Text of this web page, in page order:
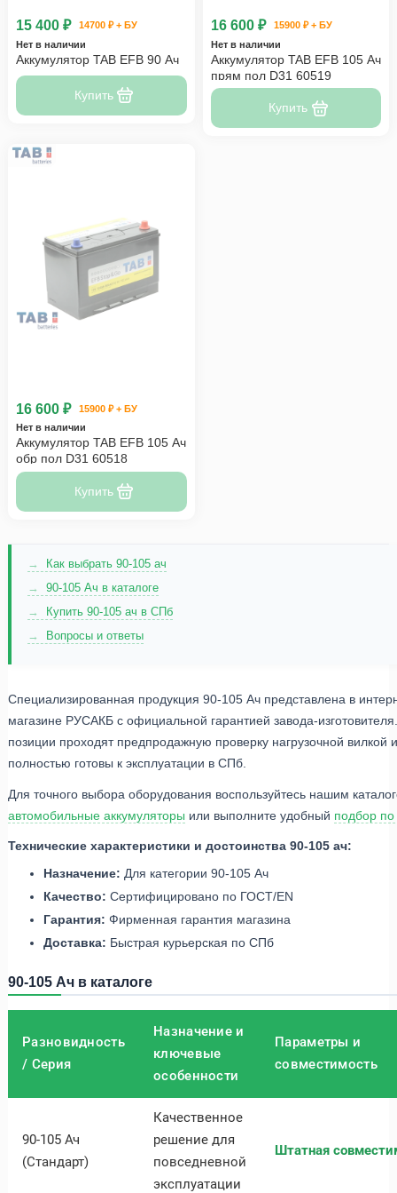
15 400 ₽
14700 ₽ + БУ
Нет в наличии
Аккумулятор TAB EFB 90 Ач
Купить
16 600 ₽
15900 ₽ + БУ
Нет в наличии
Аккумулятор TAB EFB 105 Ач
прям пол D31 60519
Купить
16 600 ₽
15900 ₽ + БУ
Нет в наличии
Аккумулятор TAB EFB 105 Ач
обр пол D31 60518
Купить
Как выбрать 90-105 ач
90-105 Ач в каталоге
Купить 90-105 ач в СПб
Вопросы и ответы
Специализированная продукция 90-105 Ач представлена в
магазине РУСАКБ с официальной гарантией завода-
позиции проходят предпродажную проверку нагрузочной вилкой и
полностью готовы к эксплуатации в СПб.
Для точного выбора оборудования воспользуйтесь нашим
автомобильные аккумуляторы или выполните удобный подбор по
Технические характеристики и достоинства 90-105 ач:
Назначение: Для категории 90-105 Ач
Качество: Сертифицировано по ГОСТ/EN
Гарантия: Фирменная гарантия магазина
Доставка: Быстрая курьерская по СПб
90-105 Ач в каталоге
Разновидность
/ Серия
Назначение и
ключевые
особенности
Параметры и
совместимость
90-105 Ач
(Стандарт)
Качественное
решение для
повседневной
эксплуатации
Штатная